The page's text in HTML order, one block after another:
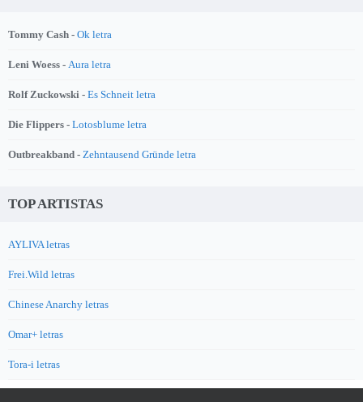
Tommy Cash - Ok letra
Leni Woess - Aura letra
Rolf Zuckowski - Es Schneit letra
Die Flippers - Lotosblume letra
Outbreakband - Zehntausend Gründe letra
TOP ARTISTAS
AYLIVA letras
Frei.Wild letras
Chinese Anarchy letras
Omar+ letras
Tora-i letras